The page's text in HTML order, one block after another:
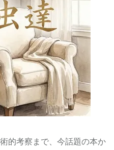
的考察まで、今話題の本か